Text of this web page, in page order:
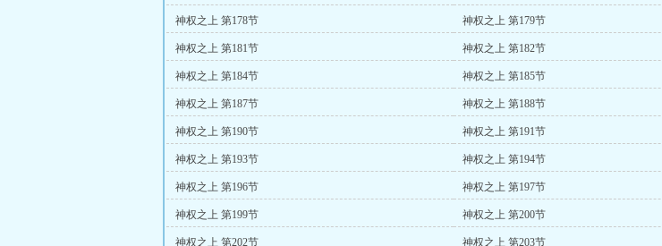
神权之上 第178节 神权之上 第179节
神权之上 第181节 神权之上 第182节
神权之上 第184节 神权之上 第185节
神权之上 第187节 神权之上 第188节
神权之上 第190节 神权之上 第191节
神权之上 第193节 神权之上 第194节
神权之上 第196节 神权之上 第197节
神权之上 第199节 神权之上 第200节
神权之上 第202节 神权之上 第203节